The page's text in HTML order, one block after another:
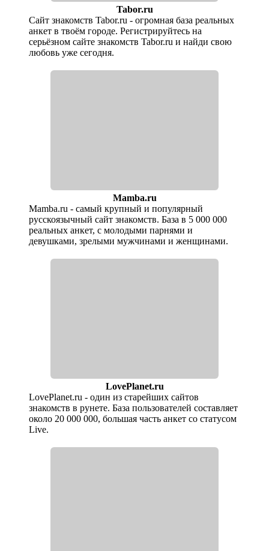
Tabor.ru
Сайт знакомств Tabor.ru - огромная база реальных
анкет в твоём городе. Регистрируйтесь на
серьёзном сайте знакомств Tabor.ru и найди свою
любовь уже сегодня.
Mamba.ru
Mamba.ru - самый крупный и популярный
русскоязычный сайт знакомств. База в 5 000 000
реальных анкет, с молодыми парнями и
девушками, зрелыми мужчинами и женщинами.
LovePlanet.ru
LovePlanet.ru - один из старейших сайтов
знакомств в рунете. База пользователей составляет
около 20 000 000, большая часть анкет со статусом
Live.